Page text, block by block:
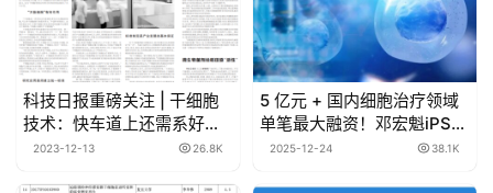
科技日报重磅关注 | 干细胞
技术：快车道上还需系好标
准“安全带”
2023-12-13 26.8K
5 亿元 + 国内细胞治疗领域
单笔最大融资！邓宏魁iPS细
胞技术改写糖尿病治疗格局
2025-12-24 38.1K